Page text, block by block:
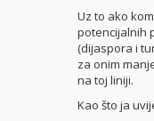
Uz to ako
potencijalnih
(dijaspora i
za onim
na toj liniji.
Kao što ja